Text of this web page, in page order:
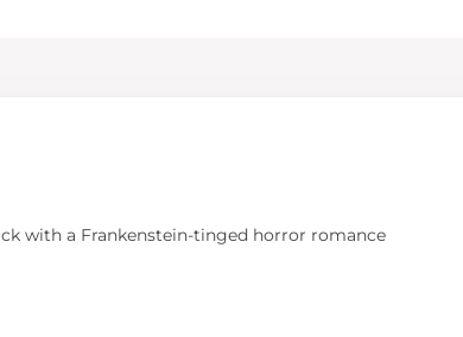
with a Frankenstein-tinged horror romance